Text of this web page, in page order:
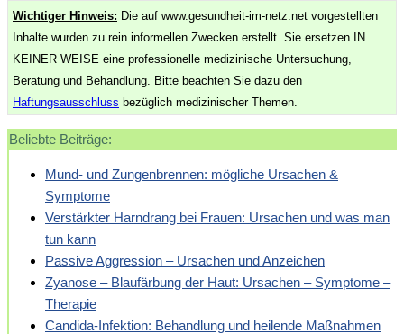
Wichtiger Hinweis: Die auf www.gesundheit-im-netz.net vorgestellten
Inhalte wurden zu rein informellen Zwecken erstellt. Sie ersetzen IN
KEINER WEISE eine professionelle medizinische Untersuchung,
Beratung und Behandlung. Bitte beachten Sie dazu den
Haftungsausschluss bezüglich medizinischer Themen.
Beliebte Beiträge:
Mund- und Zungenbrennen: mögliche Ursachen &
Symptome
Verstärkter Harndrang bei Frauen: Ursachen und was man
tun kann
Passive Aggression – Ursachen und Anzeichen
Zyanose – Blaufärbung der Haut: Ursachen – Symptome –
Therapie
Candida-Infektion: Behandlung und heilende Maßnahmen